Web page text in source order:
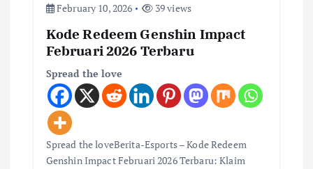
February 10, 2026
39 views
Kode Redeem Genshin Impact
Februari 2026 Terbaru
Spread the love
Spread the loveBerita-Esports – Kode Redeem
Genshin Impact Februari 2026 Terbaru: Klaim